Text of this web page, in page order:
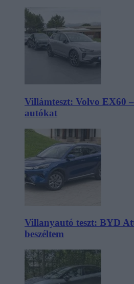
Villámteszt: Volvo EX60
autókat
Villanyautó teszt: BYD
beszéltem